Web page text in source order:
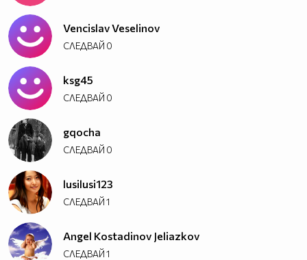
Vencislav Veselinov
СЛЕДВАЙ 0
ksg45
СЛЕДВАЙ 0
gqocha
СЛЕДВАЙ 0
lusilusi123
СЛЕДВАЙ1
Angel Kostadinov Jeliazkov
СЛЕДВАЙ1